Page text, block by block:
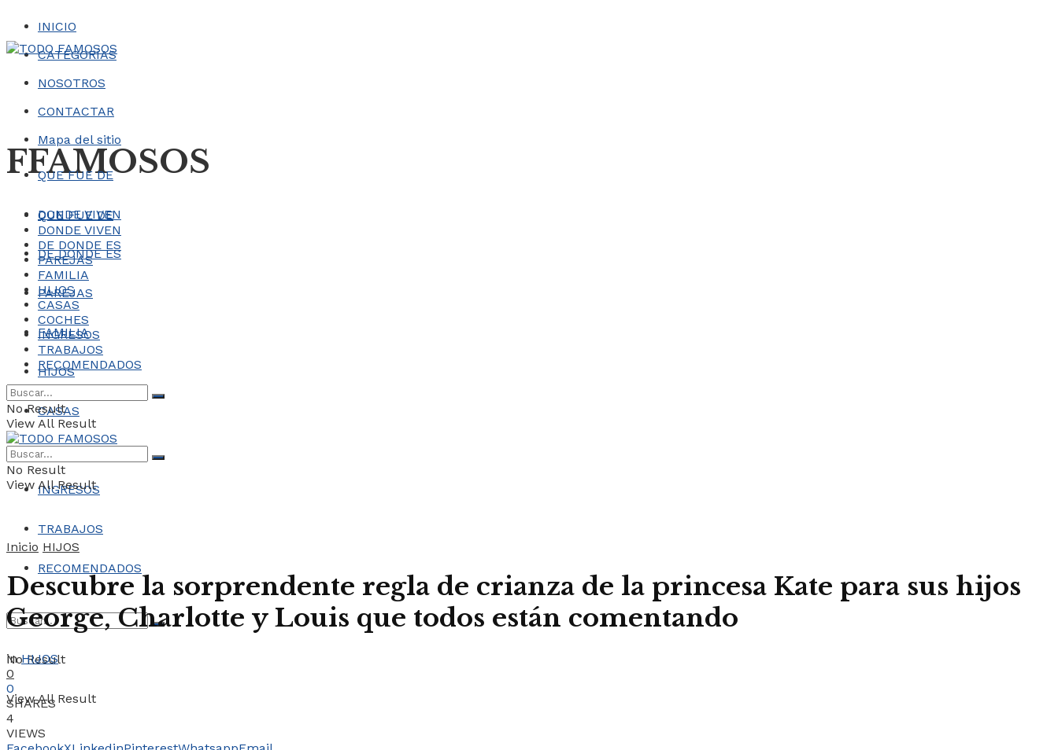
INICIO
CATEGORÍAS
NOSOTROS
CONTACTAR
Mapa del sitio
FFAMOSOS
QUE FUE DE
DONDE VIVEN
DE DONDE ES
PAREJAS
FAMILIA
HIJOS
CASAS
COCHES
INGRESOS
TRABAJOS
RECOMENDADOS
No Result
View All Result
QUE FUE DE
DONDE VIVEN
DE DONDE ES
PAREJAS
FAMILIA
HIJOS
CASAS
COCHES
INGRESOS
TRABAJOS
RECOMENDADOS
No Result
View All Result
No Result
View All Result
Inicio HIJOS
Descubre la sorprendente regla de crianza de la princesa Kate para sus hijos
George, Charlotte y Louis que todos están comentando
in HIJOS
0
0
SHARES
4
VIEWS